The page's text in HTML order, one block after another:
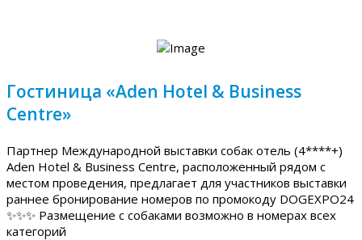
Гостиница «Aden Hotel & Business
Centre»
Партнер Международной выставки собак отель (4****+)
Aden Hotel & Business Centre, расположенный рядом с
местом проведения, предлагает для участников выставки
раннее бронирование номеров по промокоду DOGEXPO24
✨✨✨ Размещение с собаками возможно в номерах всех
категорий